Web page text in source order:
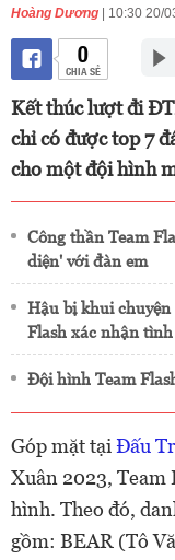
Hoàng Dương | 10:30 20/
0
CHIA SẺ
Kết thúc lượt đi
chỉ có được top 7
cho một đội hình
Công thần Team
diện' với đàn em
Hậu bị khui chuyện
Flash xác nhận
Đội hình Team
Góp mặt tại Đấu
Xuân 2023, Team
hình. Theo đó,
gồm: BEAR (Tô